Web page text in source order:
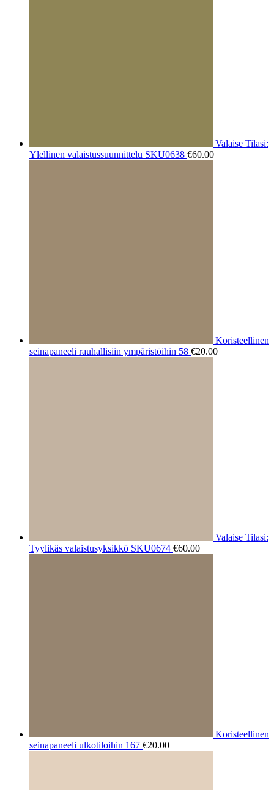
Valaise Tilasi:
Ylellinen valaistussuunnittelu SKU0638 €60.00
Koristeellinen
seinapaneeli rauhallisiin ympäristöihin 58 €20.00
Valaise Tilasi:
Tyylikäs valaistusyksikkö SKU0674 €60.00
Koristeellinen
seinapaneeli ulkotiloihin 167 €20.00